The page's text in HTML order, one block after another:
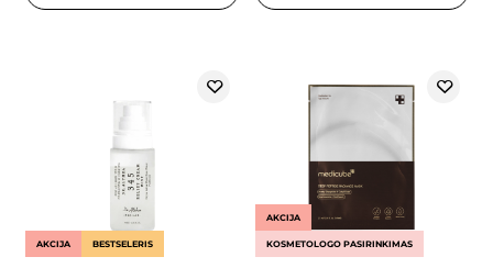
AKCIJA BESTSELERIS
AKCIJA
KOSMETOLOGO PASIRINKIMAS